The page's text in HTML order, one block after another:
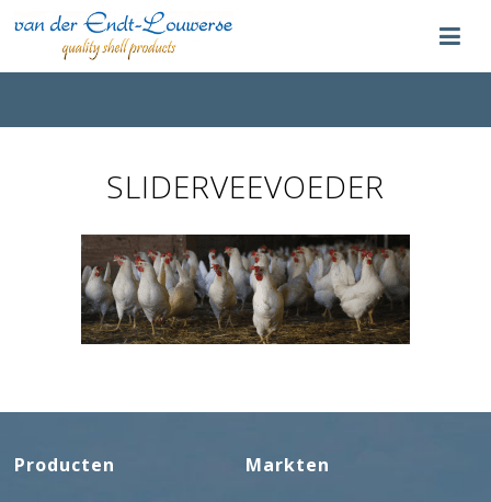
SLIDERVEEVOEDER
Producten Markten